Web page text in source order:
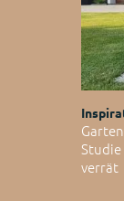
verrät